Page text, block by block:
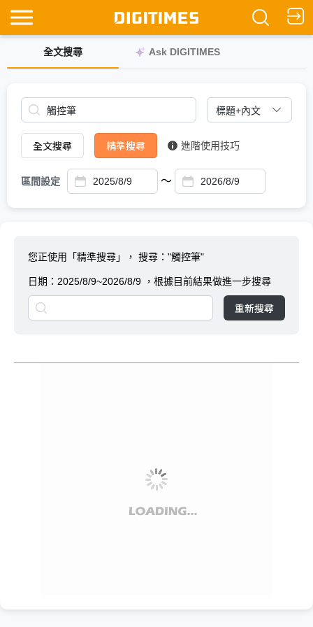
全文搜尋 Ask DIGITIMES
全文搜尋 精準搜尋 進階使用技巧
區間設定 ～
您正使用「精準搜尋」， 搜尋："觸控筆"
日期： 2025/8/9~2026/8/9 ，根據目前結果做進一步搜尋
重新搜尋